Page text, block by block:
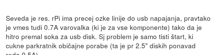
Seveda je res. rPi ima precej ozke linije do usb napajanja, pravtako
je vmes tudi 0.7A varovalka (ki je za vse komponente) tako da je
hitro premal soka za usb disk. Sj problem je samo tisti štart, ki
cukne parkratnik običajne porabe (ta je pr 2.5" diskih ponavad